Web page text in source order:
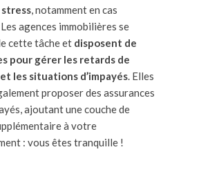
, notamment en cas
Les agences immobilières se
cette tâche et disposent de
pour gérer les retards de
les situations d’impayés . Elles
proposer des assurances
ajoutant une couche de
à votre
: vous êtes tranquille !